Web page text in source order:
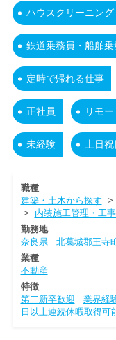
ハウスクリーニング
鉄道乗務員・船舶乗
定時で帰れる仕事
正社員 リモ
未経験 土日
職種
建築・土木から探す >
> 内装施工管理・工
勤務地
奈良県
北葛城郡王寺
業種
不動産
特徴
第二新卒歓迎
業界経
日以上連続休暇取得可